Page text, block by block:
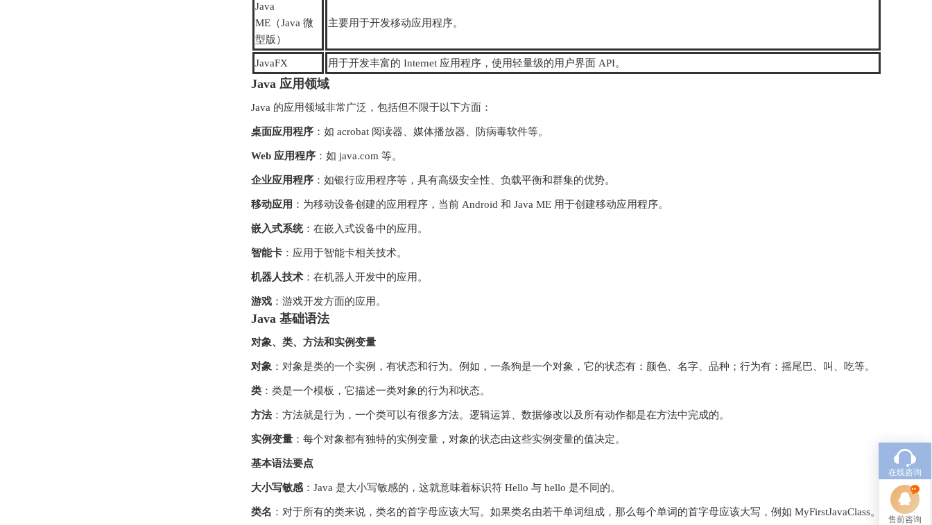
Java
ME（Java 微
型版）
主要用于开发移动应用程序。
JavaFX 用于开发丰富的 Internet 应用程序，使用轻量级的用户界面 API。
Java 应用领域
Java 的应用领域非常广泛，包括但不限于以下方面：
桌面应用程序 ：如 acrobat 阅读器、媒体播放器、防病毒软件等。
Web 应用程序 ：如 java.com 等。
企业应用程序 ：如银行应用程序等，具有高级安全性、负载平衡和群集的优势。
移动应用 ：为移动设备创建的应用程序，当前 Android 和 Java ME 用于创建移动应用程序。
嵌入式系统：在嵌入式设备中的应用。
智能卡 ：应用于智能卡相关技术。
机器人技术 ：在机器人开发中的应用。
游戏 ：游戏开发方面的应用。
Java 基础语法
对象、类、方法和实例变量
对象 ：对象是类的一个实例，有状态和行为。例如，一条狗是一个对象，它的状态有：颜色、名字、品种；行为有：摇尾巴、叫、吃等。
类 ：类是一个模板，它描述一类对象的行为和状态。
方法：方法就是行为，一个类可以有很多方法。逻辑运算、数据修改以及所有动作都是在方法中完成的。
实例变量 ：每个对象都有独特的实例变量，对象的状态由这些实例变量的值决定。
基本语法要点
大小写敏感 ：Java 是大小写敏感的，这就意味着标识符 Hello 与 hello 是不同的。
类名 ：对于所有的类来说，类名的首字母应该大写。如果类名由若干单词组成，那么每个单词的首字母应该大写，例如 MyFirstJavaClass。
在线咨询
售前咨询